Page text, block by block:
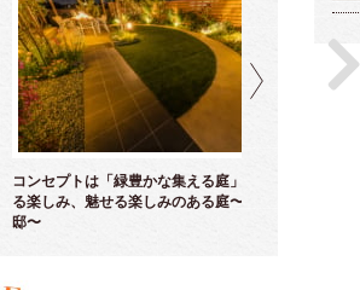
コンセプトは「緑豊かな集える庭」！ 育て
る楽しみ、魅せる楽しみのある庭〜並木様
邸〜